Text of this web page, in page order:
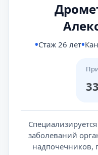
Стаж 26 лет
заболеваний
надпочечников,